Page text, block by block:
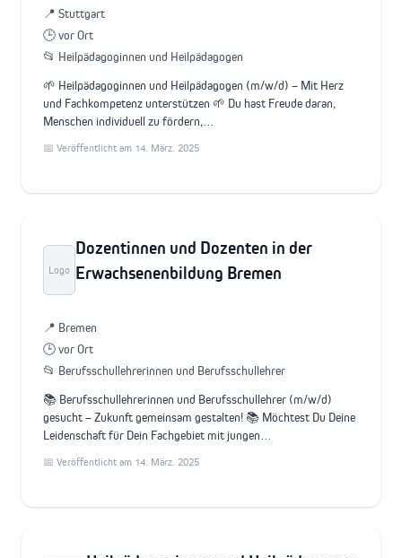
📍 Stuttgart
🕒 vor Ort
📂 Heilpädagoginnen und Heilpädagogen
🌱 Heilpädagoginnen und Heilpädagogen (m/w/d) – Mit Herz
und Fachkompetenz unterstützen 🌱 Du hast Freude daran,
Menschen individuell zu fördern,…
📅 Veröffentlicht am 14. März. 2025
Logo
Dozentinnen und Dozenten in der
Erwachsenenbildung Bremen
📍 Bremen
🕒 vor Ort
📂 Berufsschullehrerinnen und Berufsschullehrer
📚 Berufsschullehrerinnen und Berufsschullehrer (m/w/d)
gesucht – Zukunft gemeinsam gestalten! 📚 Möchtest Du Deine
Leidenschaft für Dein Fachgebiet mit jungen…
📅 Veröffentlicht am 14. März. 2025